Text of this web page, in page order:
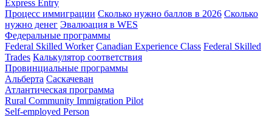
Express Entry
Процесс иммиграции Сколько нужно баллов в 2026 Сколько
нужно денег Эвалюация в WES
Федеральные программы
Federal Skilled Worker Canadian Experience Class Federal Skilled
Trades Калькулятор соответствия
Провинциальные программы
Альберта Саскачеван
Атлантическая программа
Rural Community Immigration Pilot
Self-employed Person